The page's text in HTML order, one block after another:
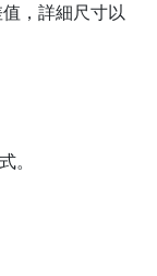
，詳細尺寸以
。